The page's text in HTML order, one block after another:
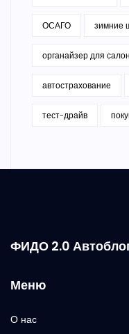
ОСАГО зимние
органайзер для
автострахование
тест-драйв
ФИДО 2.0
Меню
О нас